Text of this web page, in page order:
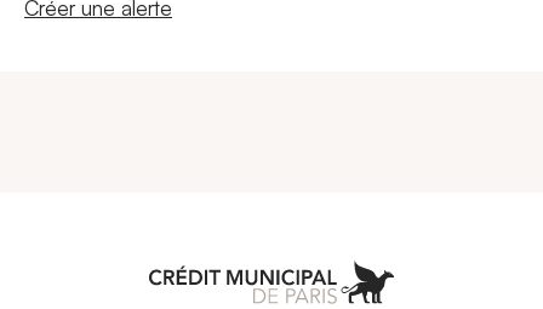
Nouvelle fenêtre
Créer une alerte